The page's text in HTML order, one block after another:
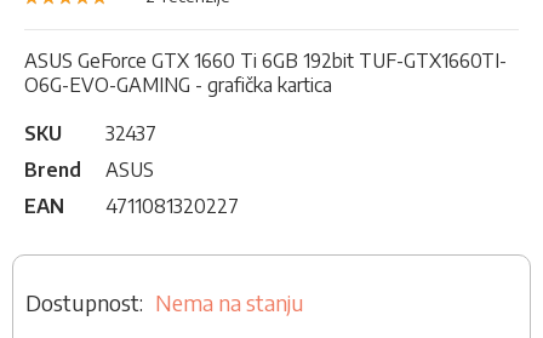
100
% of 100
ASUS GeForce GTX 1660 Ti 6GB 192bit TUF-GTX1660TI-
O6G-EVO-GAMING - grafička kartica
SKU
32437
Brend
ASUS
EAN
4711081320227
Nema na stanju